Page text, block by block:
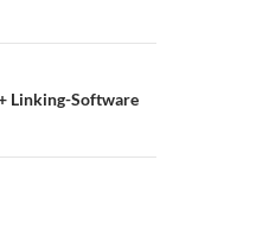
Linking-Software